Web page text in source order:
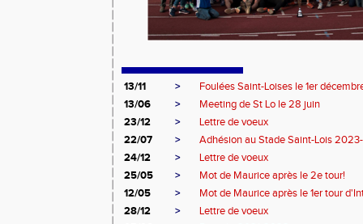
13/11 >
Foulées Saint-Loises le 1er
13/06
>
Meeting de St Lo le 28 juin
23/12
>
Lettre de voeux
22/07
>
Adhésion au Stade Saint-Lois
24/12
>
Lettre de voeux
25/05
>
Mot de Maurice après le 2e tour!
12/05
>
Mot de Maurice après le 1er tour
28/12
>
Lettre de voeux